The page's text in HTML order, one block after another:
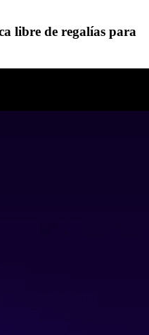
libre de regalías para